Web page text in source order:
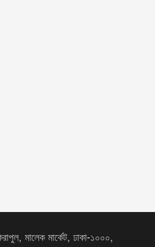
মালেক মার্কেট, ঢাকা-১০০০,